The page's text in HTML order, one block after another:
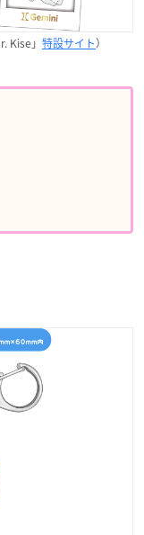
Kise」 特設サイト）